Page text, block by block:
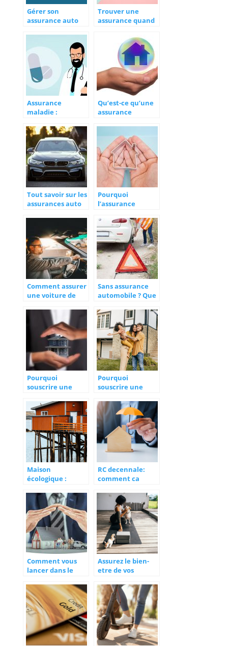
Gérer son
assurance auto
conseils pratiques
Trouver une
assurance quand
Assurance
maladie :
choisir ?
Qu’est-ce qu’une
assurance
Tout savoir sur les
assurances auto
Pourquoi
l’assurance
civile est un
élément
fondamental de
l’assurance
habitation ?
Comment assurer
une voiture de
Sans assurance
automobile ? Que
Pourquoi
souscrire une
ligne ?
Pourquoi
souscrire une
habitation ?
Maison
écologique :
habitation choisir
RC decennale:
comment ca
Comment vous
lancer dans le
assurance?
Assurez le bien-
etre de vos
une assurance
adaptee